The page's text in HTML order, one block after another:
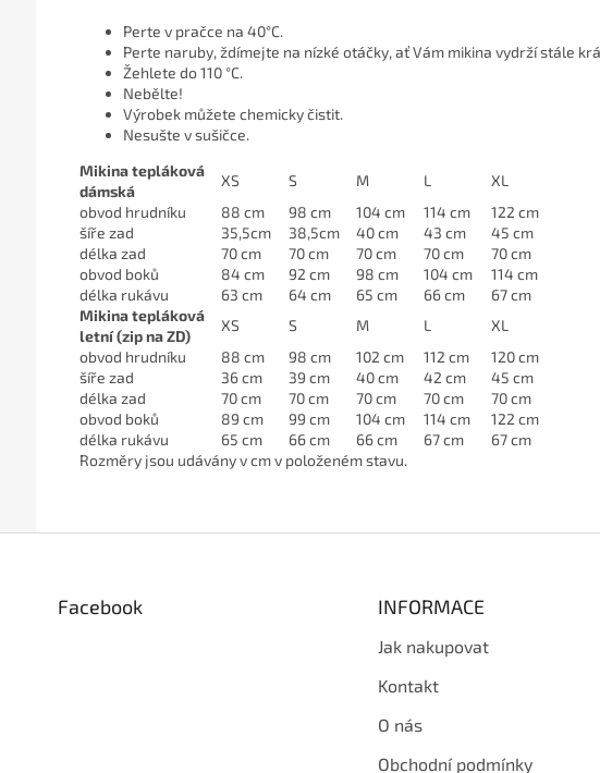
Perte v pračce na 40°C.
Perte naruby, ždímejte na nízké otáčky, ať Vám mikina vydrží stále
Žehlete do 110 °C.
Nebělte!
Výrobek můžete chemicky čistit.
Nesušte v sušičce.
Mikina tepláková
dámská
XS S M L
XL
obvod hrudníku
88 cm 98 cm 104 cm 114 cm
122 cm
šíře zad
35,5cm 38,5cm 40 cm 43 cm
45 cm
délka zad
70 cm 70 cm 70 cm 70 cm
70 cm
obvod boků
84 cm 92 cm 98 cm 104 cm
114 cm
délka rukávu
63 cm 64 cm 65 cm 66 cm
67 cm
Mikina tepláková
letní (zip na ZD)
XS S M L
XL
obvod hrudníku
88 cm 98 cm 102 cm 112 cm
120 cm
šíře zad
36 cm 39 cm 40 cm 42 cm
45 cm
délka zad
70 cm 70 cm 70 cm 70 cm
70 cm
obvod boků
89 cm 99 cm 104 cm 114 cm
122 cm
délka rukávu
65 cm 66 cm 66 cm 67 cm
67 cm
Rozměry jsou udávány v cm v položeném stavu.
Facebook INFORMACE
Jak nakupovat
Kontakt
O nás
Obchodní podmínky